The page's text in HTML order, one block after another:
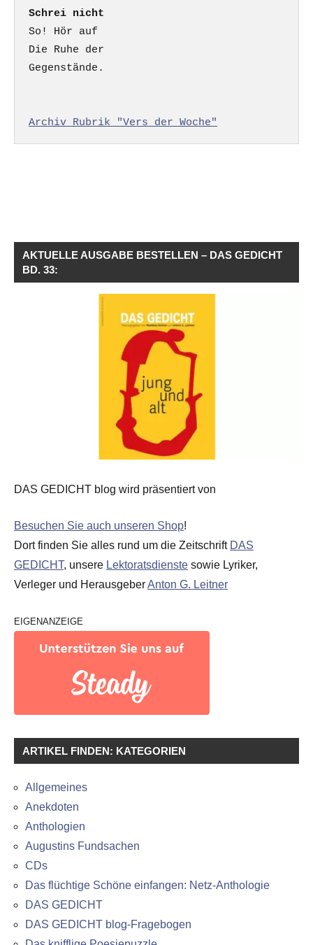
Schrei nicht
So! Hör auf
Die Ruhe der
Gegenstände.
Archiv Rubrik "Vers der Woche"
AKTUELLE AUSGABE BESTELLEN – DAS GEDICHT
BD. 33:
DAS GEDICHT blog wird präsentiert von
Besuchen Sie auch unseren Shop!
Dort finden Sie alles rund um die Zeitschrift DAS
GEDICHT, unsere Lektoratsdienste sowie Lyriker,
Verleger und HerausgeberAnton G. Leitner
EIGENANZEIGE
ARTIKEL FINDEN: KATEGORIEN
Allgemeines
Anekdoten
Anthologien
Augustins Fundsachen
CDs
Das flüchtige Schöne einfangen: Netz-Anthologie
DAS GEDICHT
DAS GEDICHT blog-Fragebogen